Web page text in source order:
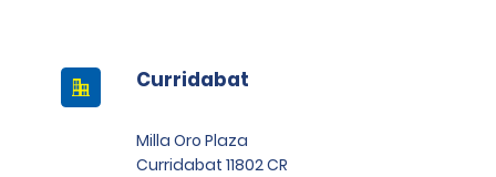
Curridabat
Milla Oro Plaza
Curridabat 11802 CR